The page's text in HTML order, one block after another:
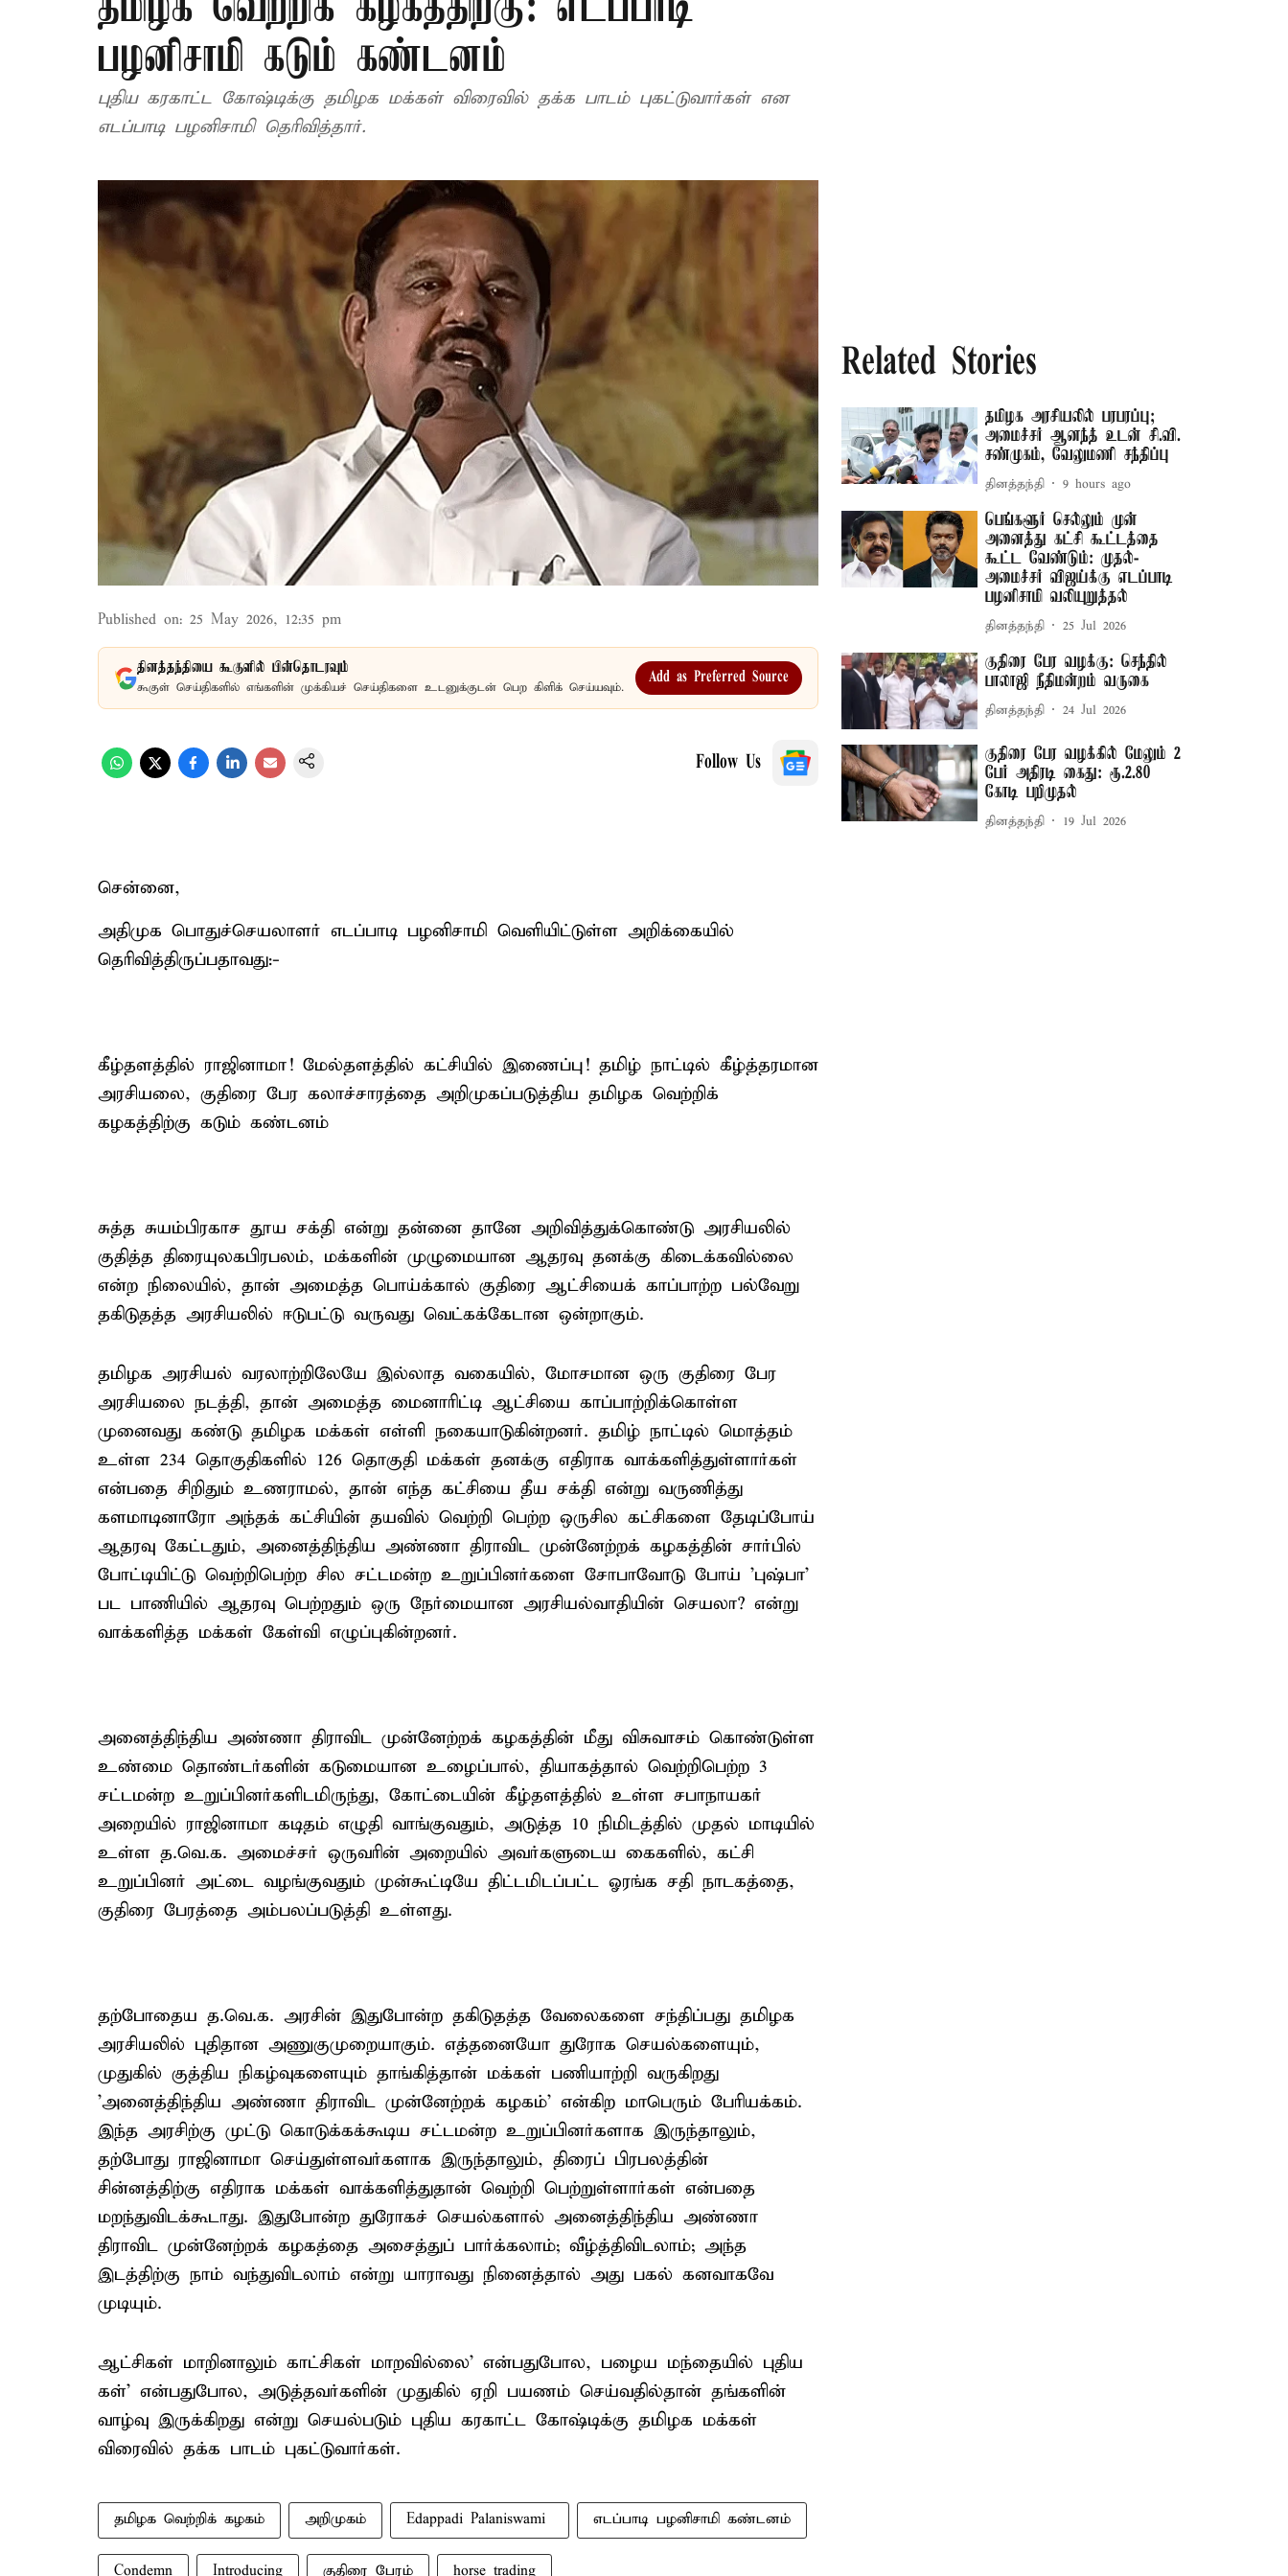
பழனிசாமி கடும் கண்டனம்
புதிய கரகாட்ட கோஷ்டிக்கு தமிழக மக்கள் விரைவில் தக்க பாடம் புகட்டுவார்கள் என
எடப்பாடி பழனிசாமி தெரிவித்தார்.
Published on: 25 May 2026, 12:35 pm
தினத்தந்தியை கூகுளில் பின்தொடரவும்
கூகுள் செய்திகளில் எங்களின் முக்கியச் செய்திகளை உடனுக்குடன் பெற கிளிக் செய்யவும்.
Add as Preferred Source
Follow Us
சென்னை,
அதிமுக பொதுச்செயலாளர் எடப்பாடி பழனிசாமி வெளியிட்டுள்ள அறிக்கையில்
தெரிவித்திருப்பதாவது:-
கீழ்தளத்தில் ராஜினாமா! மேல்தளத்தில் கட்சியில் இணைப்பு! தமிழ் நாட்டில் கீழ்த்தரமான
அரசியலை, குதிரை பேர கலாச்சாரத்தை அறிமுகப்படுத்திய தமிழக வெற்றிக்
கழகத்திற்கு கடும் கண்டனம்
சுத்த சுயம்பிரகாச தூய சக்தி என்று தன்னை தானே அறிவித்துக்கொண்டு அரசியலில்
குதித்த திரையுலகபிரபலம், மக்களின் முழுமையான ஆதரவு தனக்கு கிடைக்கவில்லை
என்ற நிலையில், தான் அமைத்த பொய்க்கால் குதிரை ஆட்சியைக் காப்பாற்ற பல்வேறு
தகிடுதத்த அரசியலில் ஈடுபட்டு வருவது வெட்கக்கேடான ஒன்றாகும்.
தமிழக அரசியல் வரலாற்றிலேயே இல்லாத வகையில், மோசமான ஒரு குதிரை பேர
அரசியலை நடத்தி, தான் அமைத்த மைனாரிட்டி ஆட்சியை காப்பாற்றிக்கொள்ள
முனைவது கண்டு தமிழக மக்கள் எள்ளி நகையாடுகின்றனர். தமிழ் நாட்டில் மொத்தம்
உள்ள 234 தொகுதிகளில் 126 தொகுதி மக்கள் தனக்கு எதிராக வாக்களித்துள்ளார்கள்
என்பதை சிறிதும் உணராமல், தான் எந்த கட்சியை தீய சக்தி என்று வருணித்து
களமாடினாரோ அந்தக் கட்சியின் தயவில் வெற்றி பெற்ற ஒருசில கட்சிகளை தேடிப்போய்
ஆதரவு கேட்டதும், அனைத்திந்திய அண்ணா திராவிட முன்னேற்றக் கழகத்தின் சார்பில்
போட்டியிட்டு வெற்றிபெற்ற சில சட்டமன்ற உறுப்பினர்களை சோபாவோடு போய் 'புஷ்பா'
பட பாணியில் ஆதரவு பெற்றதும் ஒரு நேர்மையான அரசியல்வாதியின் செயலா? என்று
வாக்களித்த மக்கள் கேள்வி எழுப்புகின்றனர்.
அனைத்திந்திய அண்ணா திராவிட முன்னேற்றக் கழகத்தின் மீது விசுவாசம் கொண்டுள்ள
உண்மை தொண்டர்களின் கடுமையான உழைப்பால், தியாகத்தால் வெற்றிபெற்ற 3
சட்டமன்ற உறுப்பினர்களிடமிருந்து, கோட்டையின் கீழ்தளத்தில் உள்ள சபாநாயகர்
அறையில் ராஜினாமா கடிதம் எழுதி வாங்குவதும், அடுத்த 10 நிமிடத்தில் முதல் மாடியில்
உள்ள த.வெ.க. அமைச்சர் ஒருவரின் அறையில் அவர்களுடைய கைகளில், கட்சி
உறுப்பினர் அட்டை வழங்குவதும் முன்கூட்டியே திட்டமிடப்பட்ட ஓரங்க சதி நாடகத்தை,
குதிரை பேரத்தை அம்பலப்படுத்தி உள்ளது.
தற்போதைய த.வெ.க. அரசின் இதுபோன்ற தகிடுதத்த வேலைகளை சந்திப்பது தமிழக
அரசியலில் புதிதான அணுகுமுறையாகும். எத்தனையோ துரோக செயல்களையும்,
முதுகில் குத்திய நிகழ்வுகளையும் தாங்கித்தான் மக்கள் பணியாற்றி வருகிறது
'அனைத்திந்திய அண்ணா திராவிட முன்னேற்றக் கழகம்' என்கிற மாபெரும் பேரியக்கம்.
இந்த அரசிற்கு முட்டு கொடுக்கக்கூடிய சட்டமன்ற உறுப்பினர்களாக இருந்தாலும்,
தற்போது ராஜினாமா செய்துள்ளவர்களாக இருந்தாலும், திரைப் பிரபலத்தின்
சின்னத்திற்கு எதிராக மக்கள் வாக்களித்துதான் வெற்றி பெற்றுள்ளார்கள் என்பதை
மறந்துவிடக்கூடாது. இதுபோன்ற துரோகச் செயல்களால் அனைத்திந்திய அண்ணா
திராவிட முன்னேற்றக் கழகத்தை அசைத்துப் பார்க்கலாம்; வீழ்த்திவிடலாம்; அந்த
இடத்திற்கு நாம் வந்துவிடலாம் என்று யாராவது நினைத்தால் அது பகல் கனவாகவே
முடியும்.
ஆட்சிகள் மாறினாலும் காட்சிகள் மாறவில்லை' என்பதுபோல, பழைய மந்தையில் புதிய
கள்' என்பதுபோல, அடுத்தவர்களின் முதுகில் ஏறி பயணம் செய்வதில்தான் தங்களின்
வாழ்வு இருக்கிறது என்று செயல்படும் புதிய கரகாட்ட கோஷ்டிக்கு தமிழக மக்கள்
விரைவில் தக்க பாடம் புகட்டுவார்கள்.
தமிழக வெற்றிக் கழகம் அறிமுகம் Edappadi Palaniswami ​ எடப்பாடி பழனிசாமி கண்டனம்
Condemn Introducing குதிரை பேரம் horse trading
Related Stories
தமிழக அரசியலில் பரபரப்பு;
அமைச்சர் ஆனந்த் உடன் சி.வி.
சண்முகம், வேலுமணி சந்திப்பு
தினத்தந்தி 9 hours ago
பெங்களூர் செல்லும் முன்
அனைத்து கட்சி கூட்டத்தை
கூட்ட வேண்டும்: முதல்-
அமைச்சர் விஜய்க்கு எடப்பாடி
பழனிசாமி வலியுறுத்தல்
தினத்தந்தி 25 Jul 2026
குதிரை பேர வழக்கு: செந்தில்
பாலாஜி நீதிமன்றம் வருகை
தினத்தந்தி 24 Jul 2026
குதிரை பேர வழக்கில் மேலும் 2
பேர் அதிரடி கைது: ரூ.2.80
கோடி பறிமுதல்
தினத்தந்தி 19 Jul 2026